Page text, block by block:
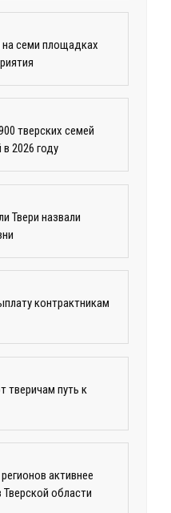
на семи площадках
тверских семей
2026 году
Твери назвали
контрактникам
путь к
активнее
области